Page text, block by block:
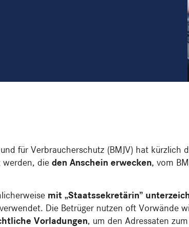
für Verbraucherschutz (BMJV) hat kürzlich
werden, die den Anschein erwecken, vom
mit „Staatssekretärin”
Die Betrüger nutzen oft Vorwände
Vorladungen, um den Adressaten